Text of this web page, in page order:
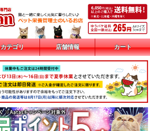
カテゴリ 店舗情報 カート